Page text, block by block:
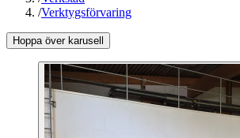
/Verktygsförvaring
Hoppa över karusell